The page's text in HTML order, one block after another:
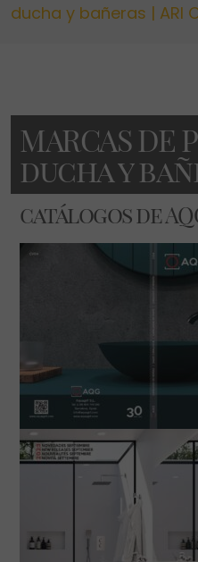
ducha y bañeras​ | ARI
MARCAS
ducha y
catálogos de